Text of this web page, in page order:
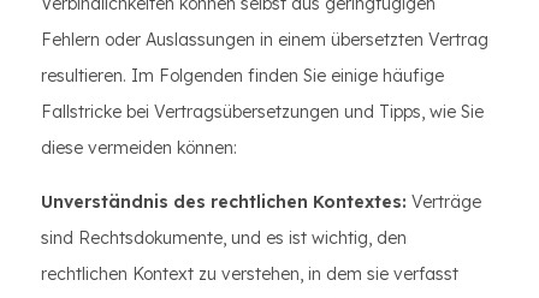
Fehlern oder Auslassungen in einem übersetzten Vertrag
resultieren. Im Folgenden finden Sie einige häufige
Fallstricke bei Vertragsübersetzungen und Tipps, wie Sie
diese vermeiden können:
Unverständnis des rechtlichen Kontextes: Verträge
sind Rechtsdokumente, und es ist wichtig, den
rechtlichen Kontext zu verstehen, in dem sie verfasst